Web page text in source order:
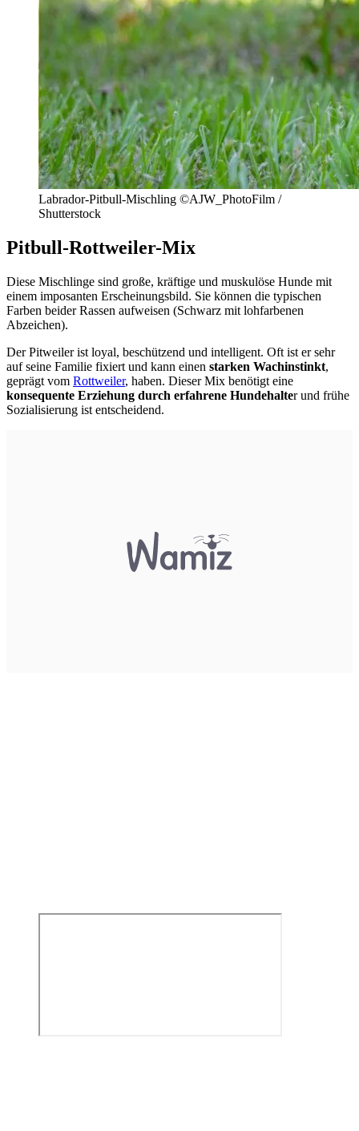
Labrador-Pitbull-Mischling ©AJW_PhotoFilm /
Shutterstock
Pitbull-Rottweiler-Mix
Diese Mischlinge sind große, kräftige und muskulöse Hunde mit
einem imposanten Erscheinungsbild. Sie können die typischen
Farben beider Rassen aufweisen (Schwarz mit lohfarbenen
Abzeichen).
Der Pitweiler ist loyal, beschützend und intelligent. Oft ist er sehr
auf seine Familie fixiert und kann einen starken Wachinstinkt,
geprägt vom Rottweiler, haben. Dieser Mix benötigt eine
konsequente Erziehung durch erfahrene Hundehalter und frühe
Sozialisierung ist entscheidend.